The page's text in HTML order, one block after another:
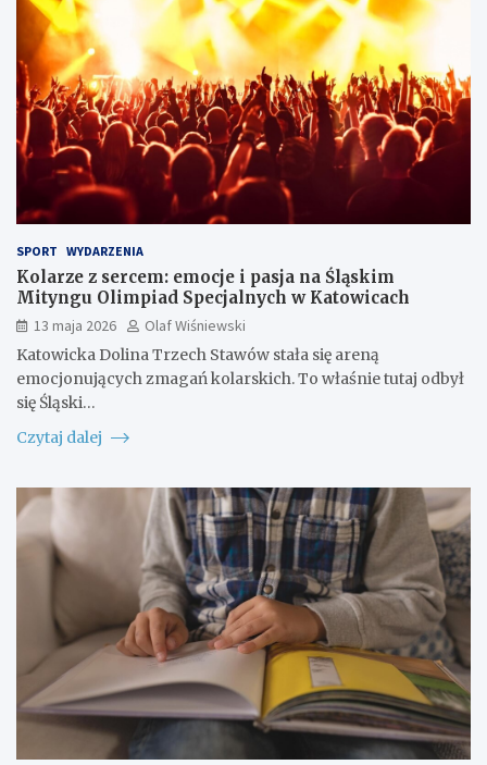
SPORT WYDARZENIA
Kolarze z sercem: emocje i pasja na Śląskim
Mityngu Olimpiad Specjalnych w Katowicach
13 maja 2026
Olaf Wiśniewski
Katowicka Dolina Trzech Stawów stała się areną
emocjonujących zmagań kolarskich. To właśnie tutaj odbył
się Śląski…
Czytaj dalej